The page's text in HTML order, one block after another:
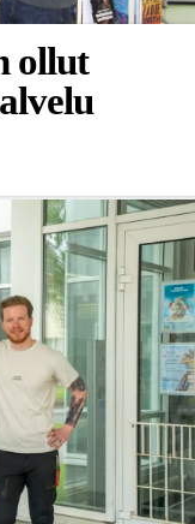
ollut